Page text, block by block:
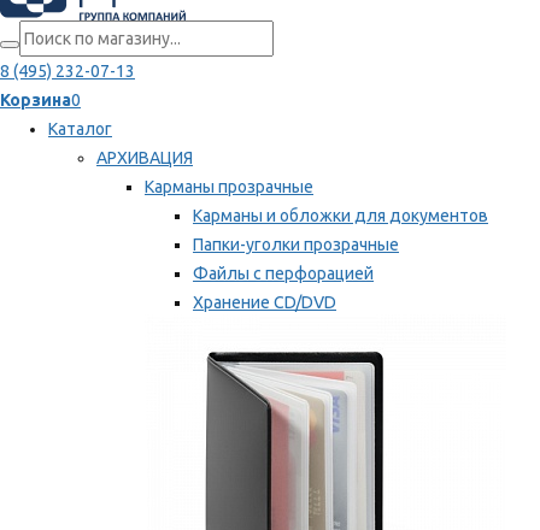
8 (495) 232-07-13
Корзина0
Каталог
АРХИВАЦИЯ
Карманы прозрачные
Карманы и обложки для документов
Папки-уголки прозрачные
Файлы с перфорацией
Хранение CD/DVD
Мы рекомендуем